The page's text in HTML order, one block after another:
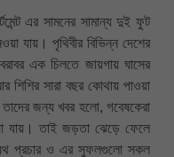
এর সামনের সামান্য দুই ফুট
যায়। পৃথিবীর বিভিন্ন দেশের
এক চিলতে জায়গায় ঘাসের
শিশির সারা বছর কোথায় পাওয়া
তাদের জন্য খবর হলো, গবেষকেরা
যায়। তাই জড়তা ঝেড়ে ফেলে
প্রচার ও এর সুফলগুলো সকল